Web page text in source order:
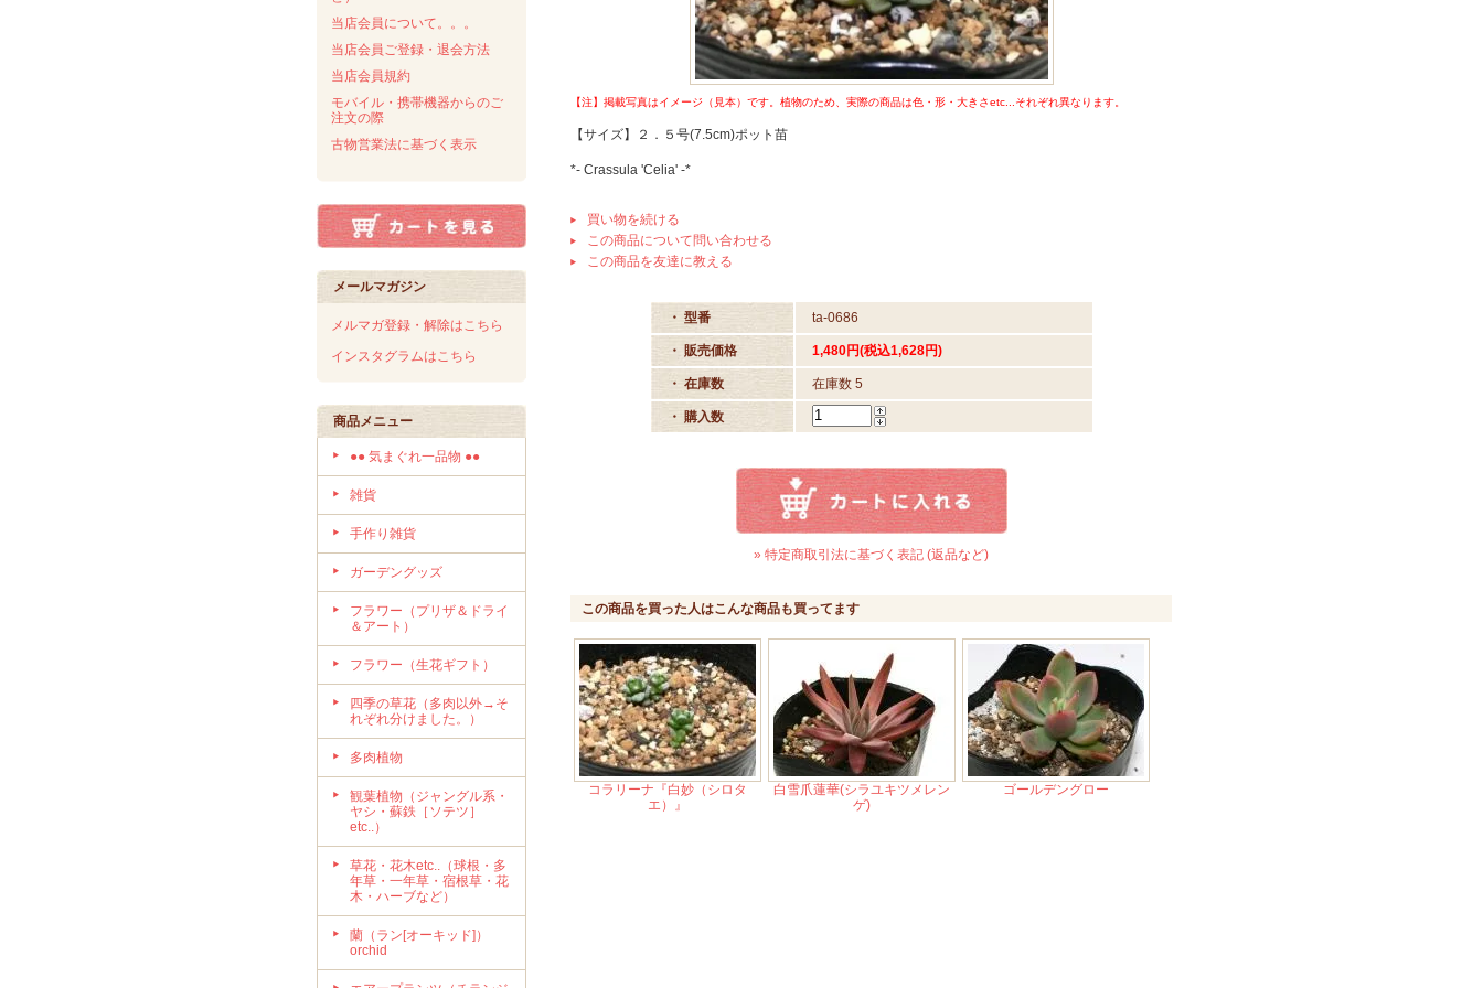
当店会員について。。。
当店会員ご登録・退会方法
当店会員規約
モバイル・携帯機器からのご
注文の際
古物営業法に基づく表示
メールマガジン
メルマガ登録・解除はこちら
インスタグラムはこちら
商品メニュー
●● 気まぐれ一品物 ●●
雑貨
手作り雑貨
ガーデングッズ
フラワー（プリザ＆ドライ
＆アート）
フラワー（生花ギフト）
四季の草花（多肉以外→そ
れぞれ分けました。）
多肉植物
観葉植物（ジャングル系・
ヤシ・蘇鉄［ソテツ］
etc..）
草花・花木etc..（球根・多
年草・一年草・宿根草・花
木・ハーブなど）
蘭（ラン[オーキッド]）
orchid
【注】掲載写真はイメージ（見本）です。植物のため、実際の商品は色・形・大きさetc...それぞれ異なります。
【サイズ】２．５号(7.5cm)ポット苗
*- Crassula 'Celia' -*
買い物を続ける
この商品について問い合わせる
この商品を友達に教える
・ 型番 ta-0686
・ 販売価格 1,480円(税込1,628円)
・ 在庫数 在庫数 5
・ 購入数
» 特定商取引法に基づく表記 (返品など)
この商品を買った人はこんな商品も買ってます
コラリーナ『白妙（シロタ
エ）』
白雪爪蓮華(シラユキツメレン
ゲ)
ゴールデングロー